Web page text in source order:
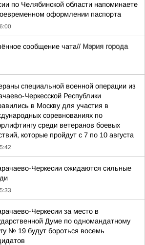
по Челябинской области напоминаете
оформлении паспорта
сообщение чата// Мэрия города
специальной военной операции из
Черкесской Республики
в Москву для участия в
соревнованиях по
среди ветеранов боевых
которые пройдут с 7 по 10 августа
Черкесии ожидаются сильные
Черкесии за место в
Думе по одномандатному
№ 19 будут бороться восемь